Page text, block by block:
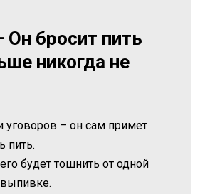
бросит пить
никогда не
уговоров – он сам примет
пить.
будет тошнить от одной